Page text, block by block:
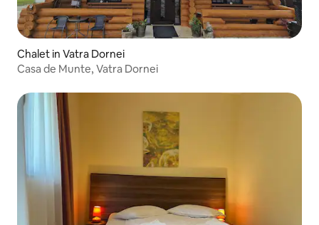
Chalet in Vatra Dornei
Casa de Munte, Vatra Dornei